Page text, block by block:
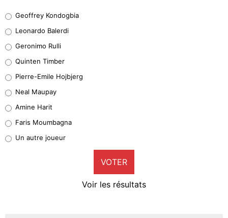
38%
32%
5%
1%
9%
Geoffrey Kondogbia
Leonardo Balerdi
Geronimo Rulli
Quinten Timber
Pierre-Emile Hojbjerg
Neal Maupay
Amine Harit
Faris Moumbagna
Un autre joueur
VOTER
Voir les résultats